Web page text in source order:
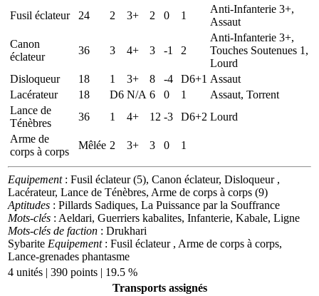
Fusil éclateur
24 2 3+ 2 0 1
Anti-Infanterie 3+,
Assaut
Canon
éclateur
36 3 4+ 3 -1 2
Anti-Infanterie 3+,
Touches Soutenues 1,
Lourd
Disloqueur
18 1 3+ 8 -4 D6+1 Assaut
Lacérateur
18 D6 N/A 6 0 1
Assaut, Torrent
Lance de
Ténèbres
36 1 4+ 12 -3 D6+2 Lourd
Arme de
corps à corps
Mêlée 2 3+ 3 0 1
Equipement: Fusil éclateur (5), Canon éclateur, Disloqueur ,
Lacérateur, Lance de Ténèbres, Arme de corps à corps (9)
Aptitudes : Pillards Sadiques, La Puissance par la Souffrance
Mots-clés : Aeldari, Guerriers kabalites, Infanterie, Kabale, Ligne
Mots-clés de faction : Drukhari
Sybarite Equipement: Fusil éclateur , Arme de corps à corps,
Lance-grenades phantasme
4 unités | 390 points | 19.5 %
Transports assignés